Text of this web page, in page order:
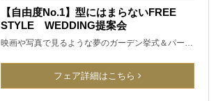
【自由度No.1】型にはまらないFREE
STYLE WEDDING提案会
映画や写真で見るような夢のガーデン挙式＆パー…
フェア詳細はこちら